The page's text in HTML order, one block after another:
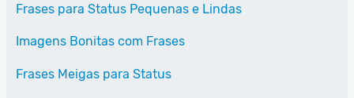
Frases para Status Pequenas e Lindas
Imagens Bonitas com Frases
Frases Meigas para Status